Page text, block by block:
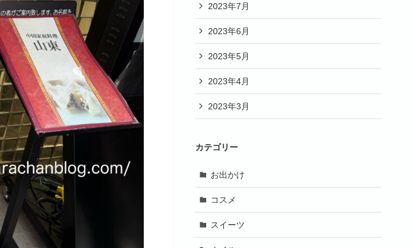
2023年7月
2023年6月
2023年5月
2023年4月
2023年3月
カテゴリー
お出かけ
コスメ
スイーツ